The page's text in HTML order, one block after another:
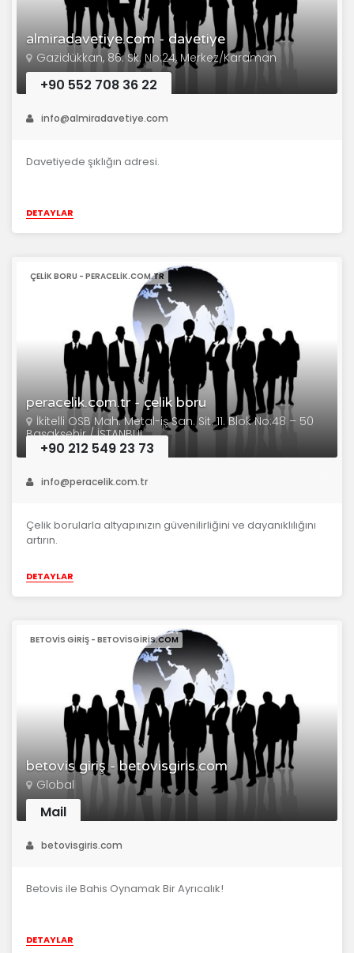
almiradavetiye.com - davetiye
Gazidükkan, 86. Sk. No:24, Merkez/Karaman
+90 552 708 36 22
info@almiradavetiye.com
Davetiyede şıklığın adresi.
DETAYLAR
peracelik.com.tr - çelik boru
ÇELIK BORU - PERACELIK.COM.TR
İkitelli OSB Mah. Metal-iş San. Sit. 11. Blok No:48 – 50
Başakşehir / İSTANBUL
+90 212 549 23 73
info@peracelik.com.tr
Çelik borularla altyapınızın güvenilirliğini ve dayanıklılığını
artırın.
DETAYLAR
betovis giriş - betovisgiris.com
BETOVIS GIRIŞ - BETOVISGIRIS.COM
Global
Mail
betovisgiris.com
Betovis ile Bahis Oynamak Bir Ayrıcalık!
DETAYLAR